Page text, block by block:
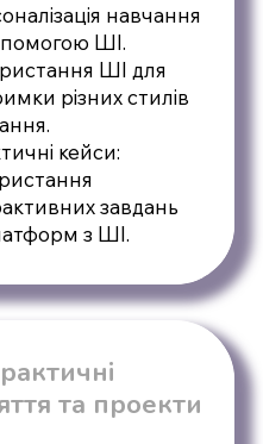
навчання
ШІ.
ШІ для
різних стилів
кейси:
завдань
з ШІ.
та проекти